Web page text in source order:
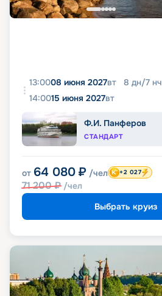
13:0008 июня 2027вт 8 дн/7 нч
14:0015 июня 2027вт
Ф.И. Панферов
СТАНДАРТ
от 64 080 ₽ /чел
71 200₽ /чел
+2 027
Выбрать круиз